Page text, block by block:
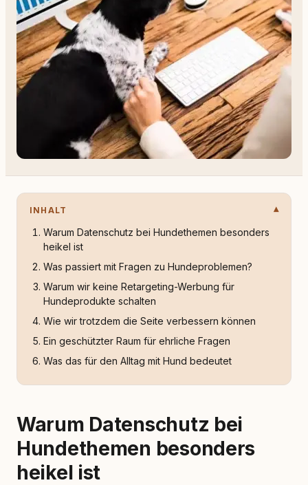
INHALT
Warum Datenschutz bei Hundethemen besonders
heikel ist
Was passiert mit Fragen zu Hundeproblemen?
Warum wir keine Retargeting-Werbung für
Hundeprodukte schalten
Wie wir trotzdem die Seite verbessern können
Ein geschützter Raum für ehrliche Fragen
Was das für den Alltag mit Hund bedeutet
Warum Datenschutz bei
Hundethemen besonders
heikel ist